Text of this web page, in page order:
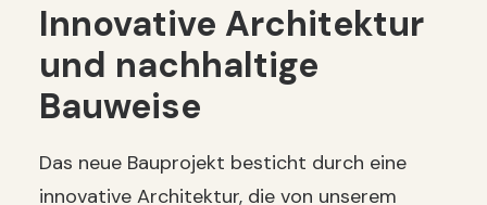
Innovative Architektur
und nachhaltige
Bauweise
Das neue Bauprojekt besticht durch eine
innovative Architektur, die von unserem